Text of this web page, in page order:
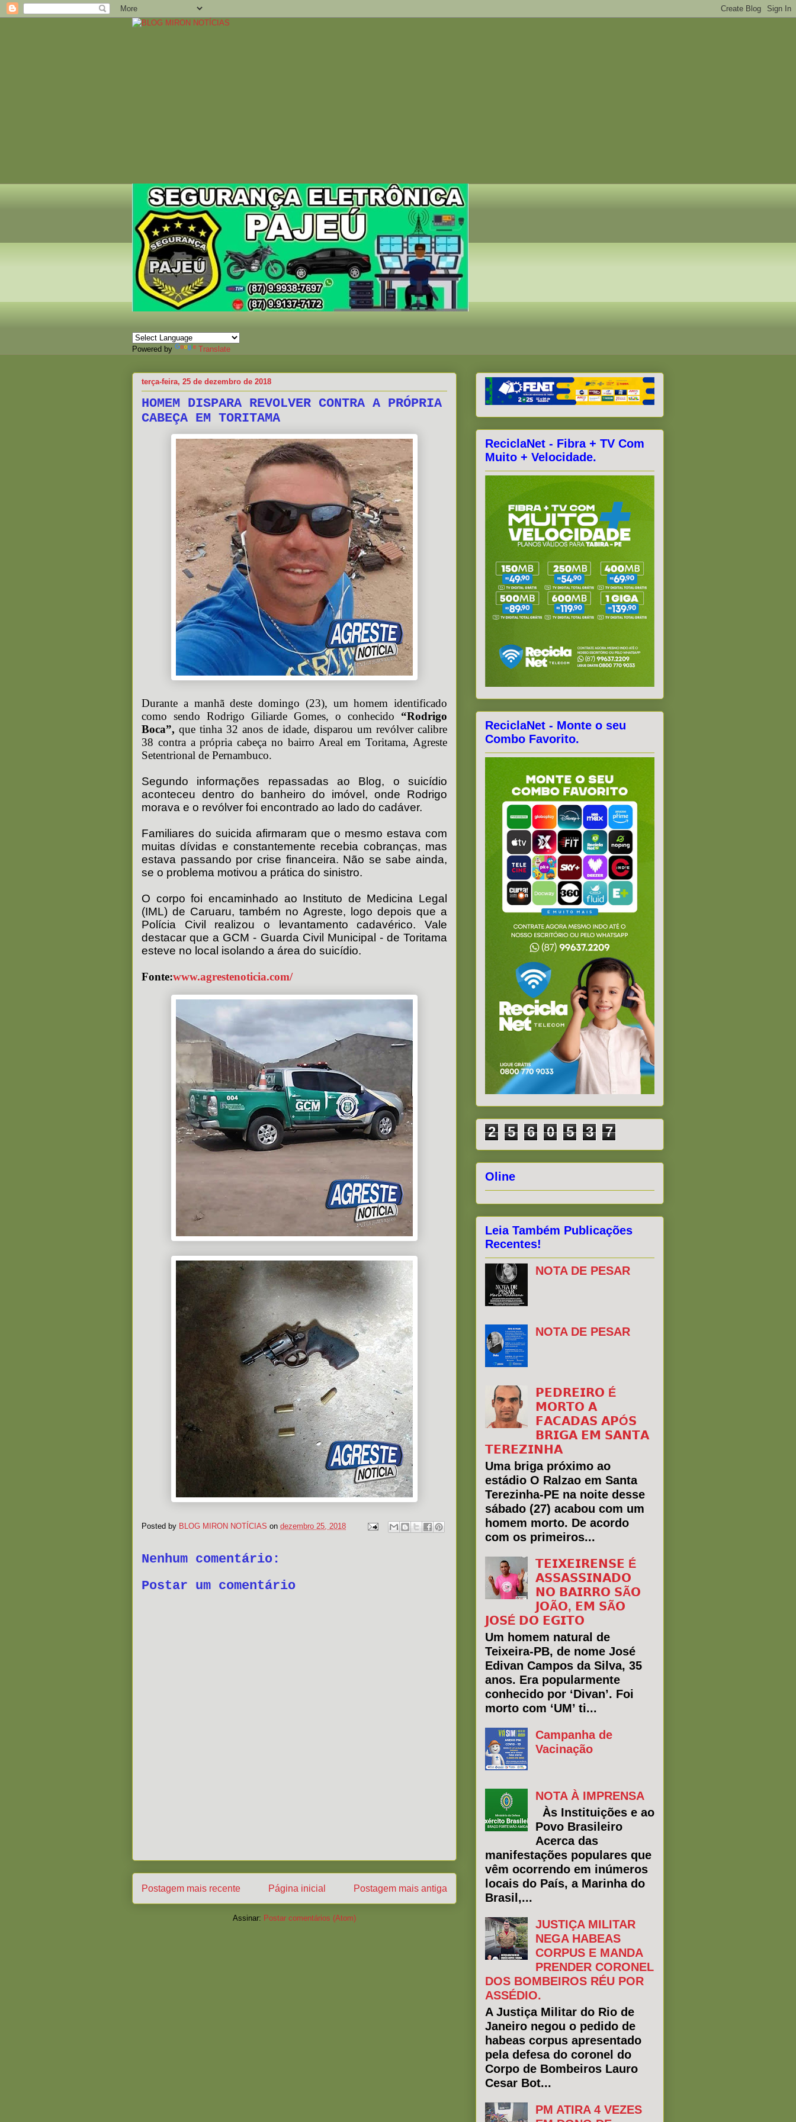
Powered by Translate
terça-feira, 25 de dezembro de 2018
HOMEM DISPARA REVOLVER CONTRA A PRÓPRIA
CABEÇA EM TORITAMA
Durante a manhã deste domingo (23), um homem identificado
como sendo Rodrigo Giliarde Gomes, o conhecido “Rodrigo
Boca”,que tinha 32 anos de idade, disparou um revólver calibre
38 contra a própria cabeça no bairro Areal em Toritama, Agreste
Setentrional de Pernambuco.
Segundo informações repassadas ao Blog, o suicídio
aconteceu dentro do banheiro do imóvel, onde Rodrigo
morava e o revólver foi encontrado ao lado do cadáver.
Familiares do suicida afirmaram que o mesmo estava com
muitas dívidas e constantemente recebia cobranças, mas
estava passando por crise financeira. Não se sabe ainda,
se o problema motivou a prática do sinistro.
O corpo foi encaminhado ao Instituto de Medicina Legal
(IML) de Caruaru, também no Agreste, logo depois que a
Polícia Civil realizou o levantamento cadavérico. Vale
destacar que a GCM - Guarda Civil Municipal - de Toritama
esteve no local isolando a área do suicídio.
Fonte:www.agrestenoticia.com/
Posted by BLOG MIRON NOTÍCIAS on dezembro 25, 2018
Nenhum comentário:
Postar um comentário
Postagem mais recente Postagem mais antiga
Página inicial
Assinar: Postar comentários (Atom)
ReciclaNet - Fibra + TV Com
Muito + Velocidade.
ReciclaNet - Monte o seu
Combo Favorito.
2 5 6 0 5 3 7
Oline
Leia Também Publicações
Recentes!
NOTA DE PESAR
NOTA DE PESAR
𝗣𝗘𝗗𝗥𝗘𝗜𝗥𝗢 É
𝗠𝗢𝗥𝗧𝗢 𝗔
𝗙𝗔𝗖𝗔𝗗𝗔𝗦 𝗔𝗣Ó𝗦
𝗕𝗥𝗜𝗚𝗔 𝗘𝗠 𝗦𝗔𝗡𝗧𝗔
𝗧𝗘𝗥𝗘𝗭𝗜𝗡𝗛𝗔
Uma briga próximo ao
estádio O Ralzao em Santa
Terezinha-PE na noite desse
sábado (27) acabou com um
homem morto. De acordo
com os primeiros...
𝗧𝗘𝗜𝗫𝗘𝗜𝗥𝗘𝗡𝗦𝗘 É
𝗔𝗦𝗦𝗔𝗦𝗦𝗜𝗡𝗔𝗗𝗢
𝗡𝗢 𝗕𝗔𝗜𝗥𝗥𝗢 𝗦Ã𝗢
𝗝𝗢Ã𝗢, 𝗘𝗠 𝗦Ã𝗢
𝗝𝗢𝗦É 𝗗𝗢 𝗘𝗚𝗜𝗧𝗢
Um homem natural de
Teixeira-PB, de nome José
Edivan Campos da Silva, 35
anos. Era popularmente
conhecido por ‘Divan’. Foi
morto com ‘UM’ ti...
Campanha de
Vacinação
NOTA À IMPRENSA
Às Instituições e ao
Povo Brasileiro
Acerca das
manifestações populares que
vêm ocorrendo em inúmeros
locais do País, a Marinha do
Brasil,...
JUSTIÇA MILITAR
NEGA HABEAS
CORPUS E MANDA
PRENDER CORONEL
DOS BOMBEIROS RÉU POR
ASSÉDIO.
A Justiça Militar do Rio de
Janeiro negou o pedido de
habeas corpus apresentado
pela defesa do coronel do
Corpo de Bombeiros Lauro
Cesar Bot...
PM ATIRA 4 VEZES